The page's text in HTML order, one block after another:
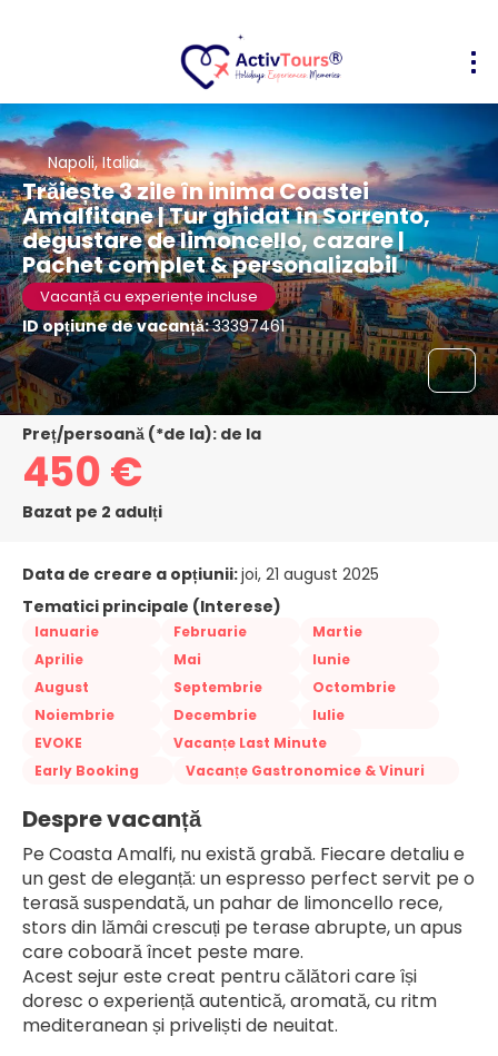
Napoli, Italia
Trăiește 3 zile în inima Coastei
Amalfitane | Tur ghidat în Sorrento,
degustare de limoncello, cazare |
Pachet complet & personalizabil
Vacanță cu experiențe incluse
ID opțiune de vacanță:33397461
Preț/persoană (*de la): de la
450 €
Bazat pe 2 adulți
Data de creare a opțiunii:joi, 21 august 2025
Tematici principale (Interese)
Ianuarie Februarie
Martie
Aprilie
Mai
Iunie
August
Septembrie
Octombrie
Noiembrie
Decembrie
Iulie
EVOKE
Vacanțe Last Minute
Early Booking
Vacanțe Gastronomice & Vinuri
Despre vacanță
Pe Coasta Amalfi, nu există grabă. Fiecare detaliu e
un gest de eleganță: un espresso perfect servit pe o
terasă suspendată, un pahar de limoncello rece,
stors din lămâi crescuți pe terase abrupte, un apus
care coboară încet peste mare.
Acest sejur este creat pentru călători care își
doresc o experiență autentică, aromată, cu ritm
mediteranean și priveliști de neuitat.